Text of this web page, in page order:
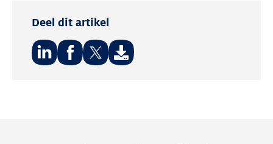
Deel dit artikel